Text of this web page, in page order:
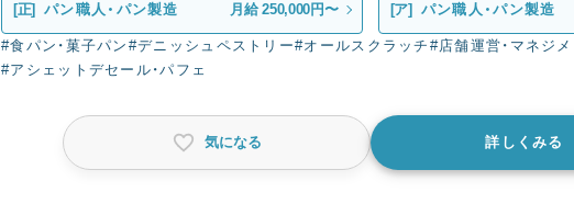
[正] パン職人・パン製造 月給 250,000円〜 [ア] パン職人・パン製造
#食パン・菓子パン #デニッシュペストリー#オールスクラッチ #店舗運営・マネジ
#アシェットデセール・パフェ
気になる 詳しくみる